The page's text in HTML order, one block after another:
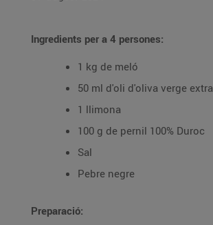
Ingredients per a 4 persones:
1 kg de meló
50 ml d'oli d'oliva verge extra
1 llimona
100 g de pernil 100% Duroc
Sal
Pebre negre
Preparació: